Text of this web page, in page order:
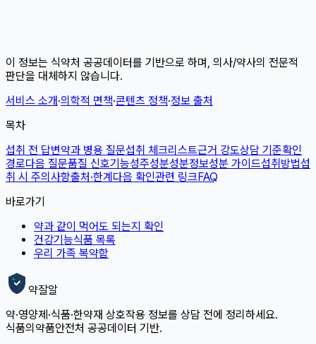
이 정보는 식약처 공공데이터를 기반으로 하며, 의사/약사의 전문적
판단을 대체하지 않습니다.
서비스 소개·의학적 면책·콘텐츠 정책·정보 출처
목차
섭취 전 답변약과 병용 질문섭취 체크리스트근거 강도상담 기준확인
경로다음 질문품질 신호기능성주성분성분정보성분 가이드섭취방법섭
취 시 주의사항출처·한계다음 확인관련 링크FAQ
바로가기
약과 같이 먹어도 되는지 확인
건강기능식품 목록
우리 가족 복약함
약잘알
약·영양제·식품·한약재 상호작용 정보를 상담 전에 정리하세요.
식품의약품안전처 공공데이터 기반.